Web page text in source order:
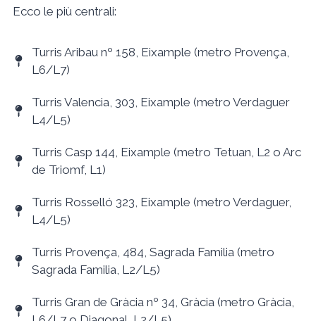
Ecco le più centrali:
Turris Aribau nº 158, Eixample (metro Provença,
L6/L7)
Turris Valencia, 303, Eixample (metro Verdaguer
L4/L5)
Turris Casp 144, Eixample (metro Tetuan, L2 o Arc
de Triomf, L1)
Turris Rosselló 323, Eixample (metro Verdaguer,
L4/L5)
Turris Provença, 484, Sagrada Familia (metro
Sagrada Familia, L2/L5)
Turris Gran de Gràcia nº 34, Gràcia (metro Gràcia,